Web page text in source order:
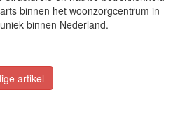
binnen het woonzorgcentrum in
binnen Nederland.
artikel